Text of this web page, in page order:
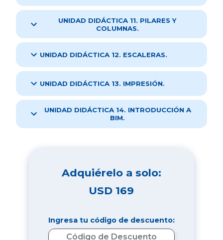
UNIDAD DIDÁCTICA 11. PILARES Y
COLUMNAS.
UNIDAD DIDÁCTICA 12. ESCALERAS.
UNIDAD DIDÁCTICA 13. IMPRESIÓN.
UNIDAD DIDÁCTICA 14. INTRODUCCIÓN A
BIM.
Adquiérelo a solo:
USD 169
Ingresa tu código de descuento: